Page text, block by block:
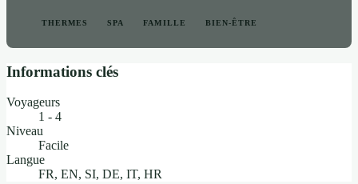
THERMES SPA FAMILLE BIEN-ÊTRE
Informations clés
Voyageurs
1 - 4
Niveau
Facile
Langue
FR, EN, SI, DE, IT, HR